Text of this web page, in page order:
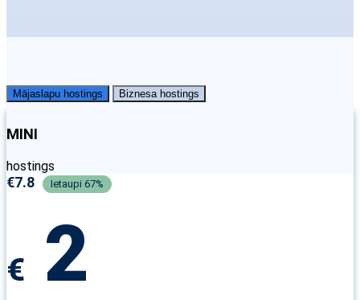
Mājaslapu hostings Biznesa hostings
MINI
hostings
€7.8
€ 2